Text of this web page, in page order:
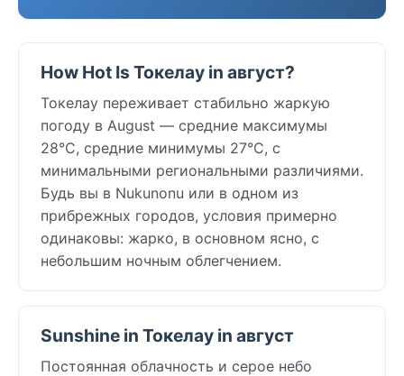
How Hot Is Токелау in август?
Токелау переживает стабильно жаркую
погоду в August — средние максимумы
28°C, средние минимумы 27°C, с
минимальными региональными различиями.
Будь вы в Nukunonu или в одном из
прибрежных городов, условия примерно
одинаковы: жарко, в основном ясно, с
небольшим ночным облегчением.
Sunshine in Токелау in август
Постоянная облачность и серое небо